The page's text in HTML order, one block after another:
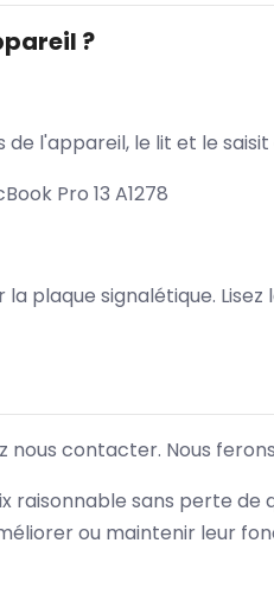
?
l'appareil, le lit et le
Pro 13 A1278
plaque signalétique.
contacter. Nous
raisonnable sans perte
ou maintenir leur